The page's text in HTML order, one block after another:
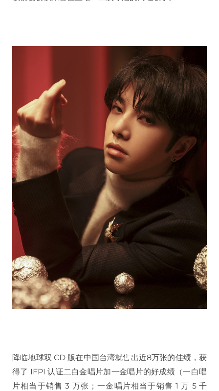
降临地球双 CD 版在中国台湾就售出近8万张的佳绩，获
得了 IFPI 认证二白金唱片加一金唱片的好成绩（一白唱
片相当于销售 3 万张；一金唱片相当于销售 1 万 5 千